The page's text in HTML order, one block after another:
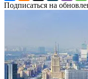
Подписаться на